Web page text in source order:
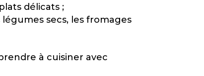
délicats ;
secs, les fromages
à cuisiner avec